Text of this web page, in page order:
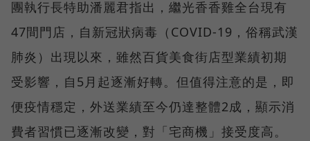
團執行長特助潘麗君指出，繼光香香雞全台現有
47間門店，自新冠狀病毒（COVID-19，俗稱武漢
肺炎）出現以來，雖然百貨美食街店型業績初期
受影響，自5月起逐漸好轉。但值得注意的是，即
便疫情穩定，外送業績至今仍達整體2成，顯示消
費者習慣已逐漸改變，對「宅商機」接受度高。